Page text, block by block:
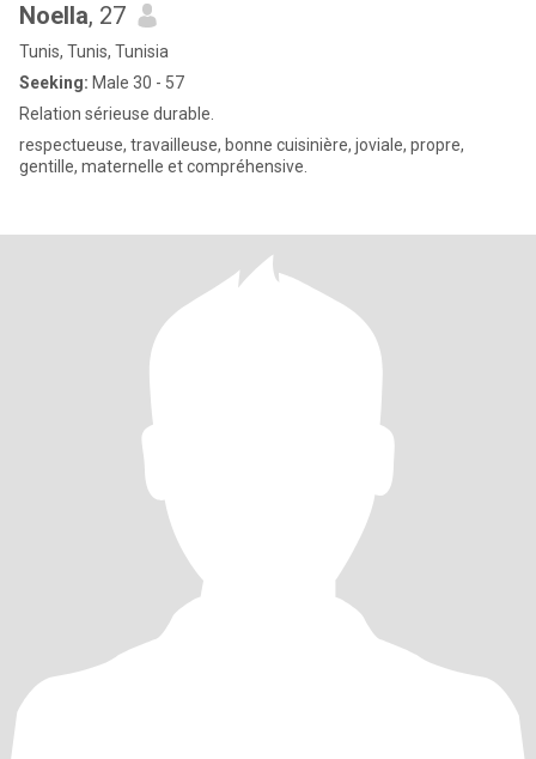
Noella, 27
Tunis, Tunis, Tunisia
Seeking: Male 30 - 57
Relation sérieuse durable.
respectueuse, travailleuse, bonne cuisinière, joviale, propre,
gentille, maternelle et compréhensive.